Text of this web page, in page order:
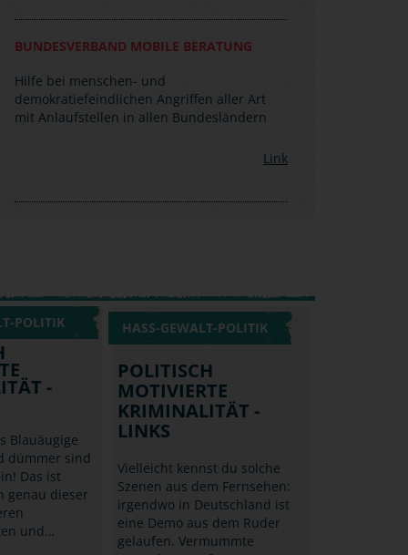
BUNDESVERBAND MOBILE BERATUNG
Hilfe bei menschen- und
demokratiefeindlichen Angriffen aller Art
mit Anlaufstellen in allen Bundesländern
Link
POLITIK
-
Blauäugige
dümmer sind
Das ist
genau dieser
und…
HASS-GEWALT-POLITIK
POLITISCH
MOTIVIERTE
KRIMINALITÄT -
LINKS
Vielleicht kennst du solche
Szenen aus dem Fernsehen:
irgendwo in Deutschland ist
eine Demo aus dem Ruder
gelaufen. Vermummte